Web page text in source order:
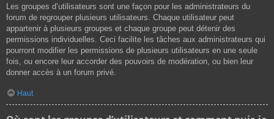
Les groupes d’utilisateurs sont une façon pour les administrateurs du
forum de regrouper plusieurs utilisateurs. Chaque utilisateur peut
appartenir à plusieurs groupes et chaque groupe peut détenir des
permissions individuelles. Ceci facilite les tâches aux administrateurs qui
pourront modifier les permissions de plusieurs utilisateurs en une seule
fois, ou encore leur accorder des pouvoirs de modération, ou bien leur
donner accès à un forum privé.
Haut